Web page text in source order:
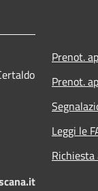
Prenot.
Prenot.
Leggi le